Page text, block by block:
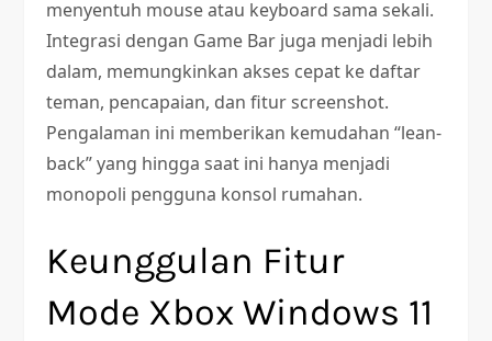
menyentuh mouse atau keyboard sama sekali.
Integrasi dengan Game Bar juga menjadi lebih
dalam, memungkinkan akses cepat ke daftar
teman, pencapaian, dan fitur screenshot.
Pengalaman ini memberikan kemudahan “lean-
back” yang hingga saat ini hanya menjadi
monopoli pengguna konsol rumahan.
Keunggulan Fitur
Mode Xbox Windows 11